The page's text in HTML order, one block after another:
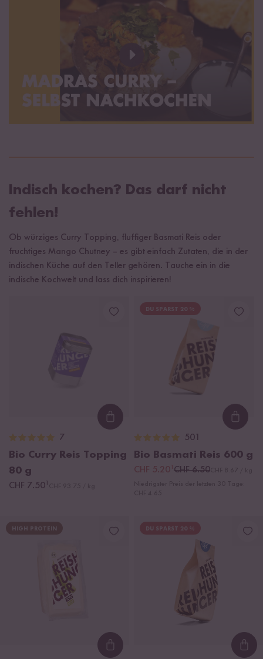
Indisch kochen? Das darf nicht
fehlen!
Ob würziges Curry Topping, fluffiger Basmati Reis oder
fruchtiges Mango Chutney – es gibt einfach Zutaten, die in der
indischen Küche auf den Teller gehören. Tauche ein in die
indische Kochwelt und lass dich inspirieren!
Loading...
7
Bio Curry Reis Topping
80 g
CHF 7.50¹
DU SPARST 20 %
501
Bio Basmati Reis 600 g
CHF 5.20¹CHF 6.50
HIGH PROTEIN
Loading...
DU SPARST 20 %